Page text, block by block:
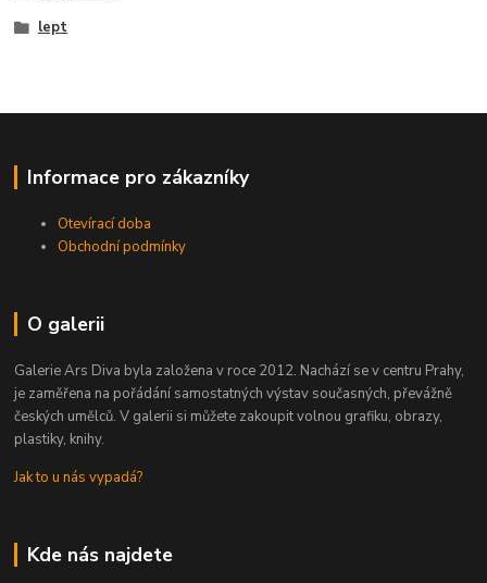
lept
Informace pro zákazníky
Otevírací doba
Obchodní podmínky
O galerii
Galerie Ars Diva byla založena v roce 2012. Nachází se v centru Prahy,
je zaměřena na pořádání samostatných výstav současných, převážně
českých umělců. V galerii si můžete zakoupit volnou grafiku, obrazy,
plastiky, knihy.
Jak to u nás vypadá?
Kde nás najdete